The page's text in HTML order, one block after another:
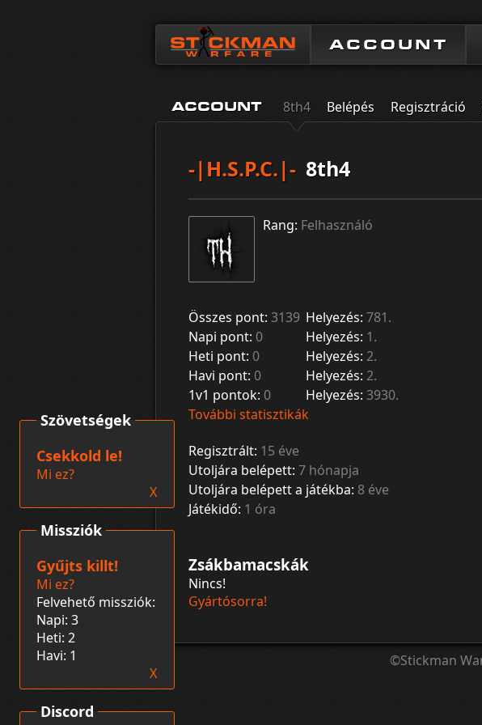
ACCOUNT
ACCOUNT 8th4 Belépés Regisztráció
-|H.S.P.C.|- 8th4
Rang: Felhasználó
Összes pont: 3139 Helyezés: 781.
Napi pont: 0 Helyezés: 1.
Heti pont: 0 Helyezés: 2.
Havi pont: 0 Helyezés: 2.
1v1 pontok: 0 Helyezés: 3930.
További statisztikák
Regisztrált: 15 éve
Utoljára belépett: 7 hónapja
Utoljára belépett a játékba: 8 éve
Játékidő: 1 óra
Zsákbamacskák
Nincs!
Gyártósorra!
©Stickman
Discord
Missziók
Gyűjts killt!
Mi ez?
Felvehető missziók:
Napi: 3
Heti: 2
Havi: 1
X
Szövetségek
Csekkold le!
Mi ez?
X